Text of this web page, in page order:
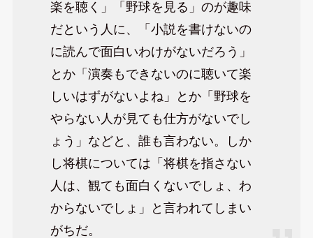
楽を聴く」「野球を見る」のが趣味
だという人に、「小説を書けないの
に読んで面白いわけがないだろう」
とか「演奏もできないのに聴いて楽
しいはずがないよね」とか「野球を
やらない人が見ても仕方がないでし
ょう」などと、誰も言わない。しか
し将棋については「将棋を指さない
人は、観ても面白くないでしょ、わ
からないでしょ」と言われてしまい
がちだ。